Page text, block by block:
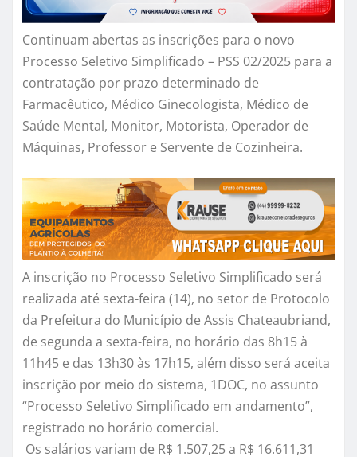
Continuam abertas as inscrições para o novo
Processo Seletivo Simplificado – PSS 02/2025 para a
contratação por prazo determinado de
Farmacêutico, Médico Ginecologista, Médico de
Saúde Mental, Monitor, Motorista, Operador de
Máquinas, Professor e Servente de Cozinheira.
A inscrição no Processo Seletivo Simplificado será
realizada até sexta-feira (14), no setor de Protocolo
da Prefeitura do Município de Assis Chateaubriand,
de segunda a sexta-feira, no horário das 8h15 à
11h45 e das 13h30 às 17h15, além disso será aceita
inscrição por meio do sistema, 1DOC, no assunto
“Processo Seletivo Simplificado em andamento”,
registrado no horário comercial.
Os salários variam de R$ 1.507,25 a R$ 16.611,31